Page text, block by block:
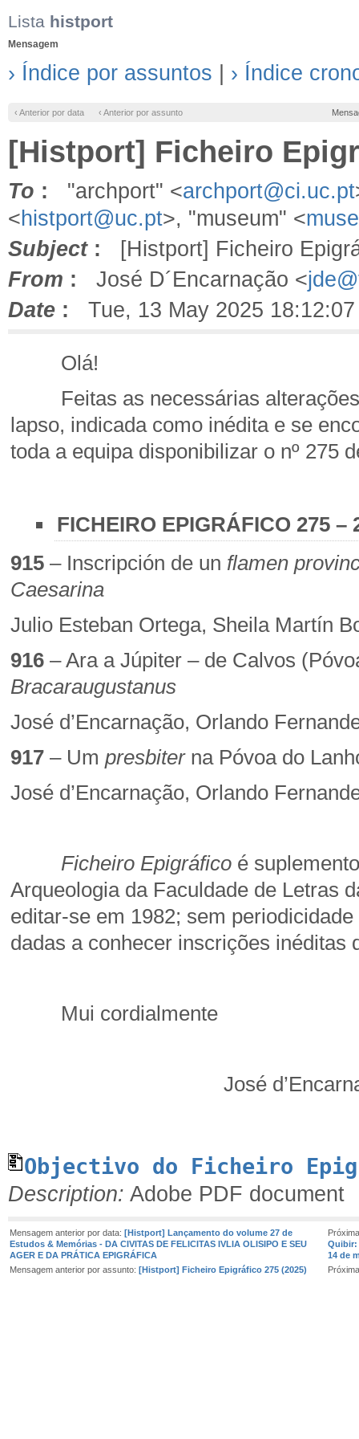
Lista histport
Mensagem
› Índice por assuntos › Índice
‹ Anterior por data ‹ Anterior por assunto
[Histport] Ficheiro
To : "archport" <archport@ci.uc.pt
<histport@uc.pt>, "museum" <
Subject: [Histport] Ficheiro
From : José D´Encarnação <
Date : Tue, 13 May 2025
Olá!
Feitas as necessárias alterações
lapso, indicada como inédita e se
toda a equipa disponibilizar o nº 275
FICHEIRO EPIGRÁFICO 275 –
915 – Inscripción de un flamen
Caesarina
Julio Esteban Ortega, Sheila Martín
916 – Ara a Júpiter – de Calvos
Bracaraugustanus
José d’Encarnação, Orlando
917 – Um presbiterna Póvoa do
José d’Encarnação, Orlando
Ficheiro Epigráfico é
Arqueologia da Faculdade de Letras
editar-se em 1982; sem
dadas a conhecer inscrições inéditas
Mui cordialmente
José
Objectivo do Ficheiro
Description: Adobe PDF document
Mensagem anterior por data: [Histport] Lançamento do volume 27 de
Estudos & Memórias - DA CIVITAS DE FELICITAS IVLIA OLISIPO E SEU
AGER E DA PRÁTICA EPIGRÁFICA
Quibir:
14 de
Mensagem anterior por assunto: [Histport] Ficheiro Epigráfico 275 (2025)